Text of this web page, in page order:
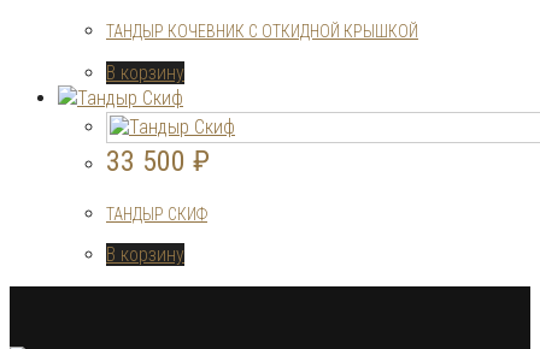
ТАНДЫР КОЧЕВНИК С ОТКИДНОЙ КРЫШКОЙ
В корзину
33 500 ₽
ТАНДЫР СКИФ
В корзину